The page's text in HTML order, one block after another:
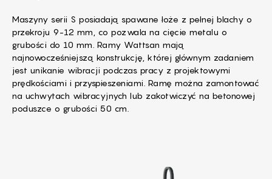
Maszyny serii S posiadają spawane łoże z pełnej blachy o
przekroju 9-12 mm, co pozwala na cięcie metalu o
grubości do 10 mm. Ramy Wattsan mają
najnowocześniejszą konstrukcję, której głównym zadaniem
jest unikanie wibracji podczas pracy z projektowymi
prędkościami i przyspieszeniami. Ramę można zamontować
na uchwytach wibracyjnych lub zakotwiczyć na betonowej
poduszce o grubości 50 cm.